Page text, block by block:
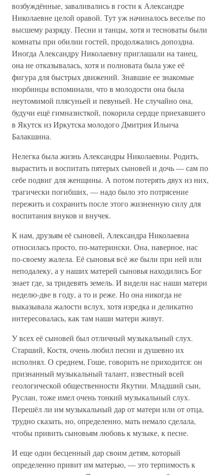
возбуждённые, заваливались в гости к Александре
Николаевне целой оравой. Тут уж начиналось веселье по
высшему разряду. Песни и танцы, хотя и тесноваты были
комнаты при обилии гостей, продолжались допоздна.
Иногда Александру Николаевну приглашали на танец,
она не отказывалась, хотя и полновата была уже её
фигура для быстрых движений. Знавшие ее знакомые
нюрбинцы вспоминали, что в молодости она была
неутомимой плясуньей и певуньей. Не случайно она,
будучи ещё гимназисткой, покорила сердце приехавшего
в Якутск из Иркутска молодого Дмитрия Ильича
Балакшина.
Нелегка была жизнь Александры Николаевны. Родить,
вырастить и воспитать пятерых сыновей и дочь — сам по
себе подвиг для женщины. А потом потерять двух из них,
трагически погибших, — надо было это потрясение
пережить и сохранить после этого жизненную силу для
воспитания внуков и внучек.
К нам, друзьям её сыновей, Александра Николаевна
относилась просто, по-матерински. Она, наверное, нас
по-своему жалела. Её сыновья всё же были при ней или
неподалеку, а у наших матерей сыновья находились Бог
знает где, за тридевять земель. И видели нас наши матери
неделю-две в году, а то и реже. Но она никогда не
выказывала жалости вслух, хотя изредка и деликатно
интересовалась, как там наши матери живут.
У всех её сыновей был отличный музыкальный слух.
Старший, Костя, очень любил песни и душевно их
исполнял. О среднем, Гоше, говорить не приходится: он
признанный музыкальный талант, известный всей
геологической общественности Якутии. Младший сын,
Руслан, тоже имел очень тонкий музыкальный слух.
Перешёл ли им музыкальный дар от матери или от отца,
трудно сказать, но, определенно, мать немало сделала,
чтобы привить сыновьям любовь к музыке, к песне.
И еще один бесценный дар своим детям, который
определенно привит им матерью, — это терпимость к